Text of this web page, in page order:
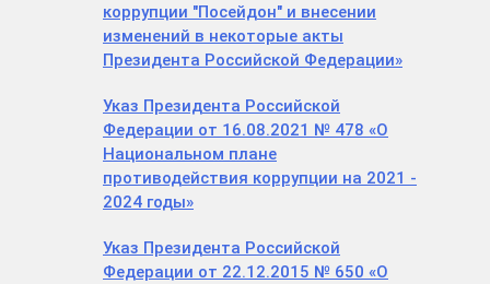
коррупции "Посейдон" и внесении
изменений в некоторые акты
Президента Российской Федерации»
Указ Президента Российской
Федерации от 16.08.2021 № 478 «О
Национальном плане
противодействия коррупции на 2021 -
2024 годы»
Указ Президента Российской
Федерации от 22.12.2015 № 650 «О